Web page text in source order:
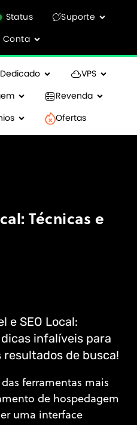
Status
Suporte
Conta
VPS
Revenda
Ofertas
Técnicas e
e SEO Local:
infalíveis para
de busca!
ferramentas mais
de hospedagem
uma interface